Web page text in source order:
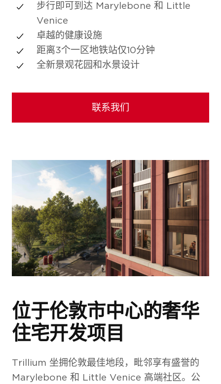
步行即可到达 Marylebone 和 Little
Venice
卓越的健康设施
距离3个一区地铁站仅10分钟
全新景观花园和水景设计
联系我们
位于伦敦市中心的奢华
住宅开发项目
Trillium 坐拥伦敦最佳地段，毗邻享有盛誉的
Marylebone 和 Little Venice 高端社区。公